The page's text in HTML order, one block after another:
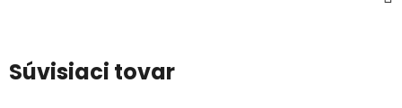
Súvisiaci tovar